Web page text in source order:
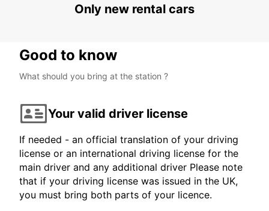
Only new rental cars
Good to know
What should you bring at the station ?
Your valid driver license
If needed - an official translation of your driving
license or an international driving license for the
main driver and any additional driver Please note
that if your driving license was issued in the UK,
you must bring both parts of your licence.